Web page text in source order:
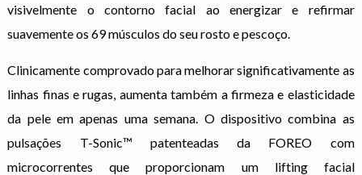
visivelmente o contorno facial ao energizar e refirmar
suavemente os 69 músculos do seu rosto e pescoço.
Clinicamente comprovado para melhorar significativamente as
linhas finas e rugas, aumenta também a firmeza e elasticidade
da pele em apenas uma semana. O dispositivo combina as
pulsações T-Sonic™ patenteadas da FOREO com
microcorrentes que proporcionam um lifting facial